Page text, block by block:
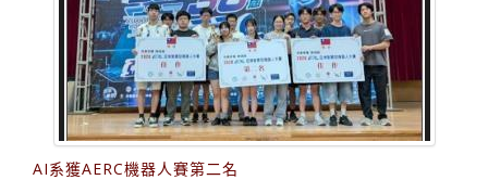
AI系獲AERC機器人賽第二名